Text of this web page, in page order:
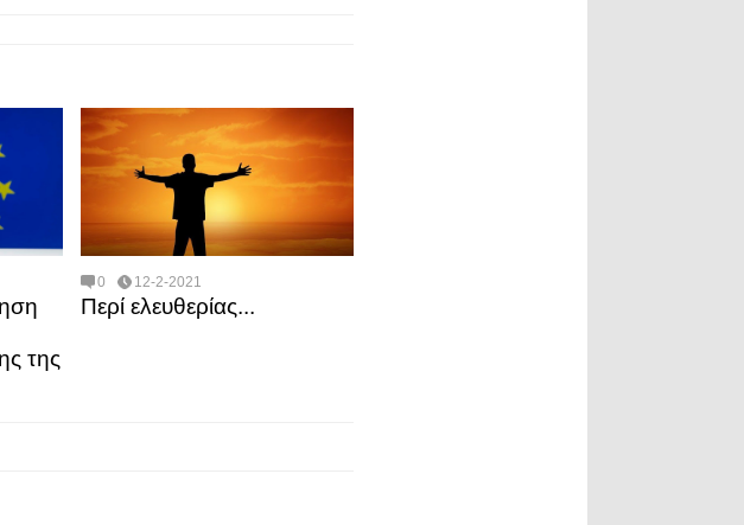
της
0 12-2-2021
Περί ελευθερίας...